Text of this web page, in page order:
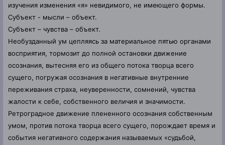
изучения изменения «я» невидимого, не имеющего формы.
Субъект - мысли – объект.
Субъект – чувства – объект.
Необузданный ум цепляясь за материальное пятью органами
восприятия, тормозит до полной остановки движение
осознания, вытесняя его из общего потока творца всего
сущего, погружая осознания в негативные внутренние
переживания страха, неуверенности, сомнений, чувства
жалости к себе, собственного величия и значимости.
Ретроградное движение плененного осознания собственным
умом, против потока творца всего сущего, порождает время и
события негативного содержания называемых «судьбой,